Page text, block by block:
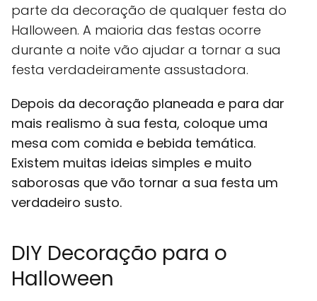
parte da decoração de qualquer festa do
Halloween. A maioria das festas ocorre
durante a noite vão ajudar a tornar a sua
festa verdadeiramente assustadora.
Depois da decoração planeada e para dar
mais realismo à sua festa, coloque uma
mesa com comida e bebida temática.
Existem muitas ideias simples e muito
saborosas que vão tornar a sua festa um
verdadeiro susto.
DIY Decoração para o
Halloween